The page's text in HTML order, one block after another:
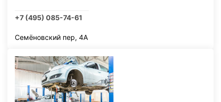
+7 (495) 085-74-61
Семёновский пер, 4А